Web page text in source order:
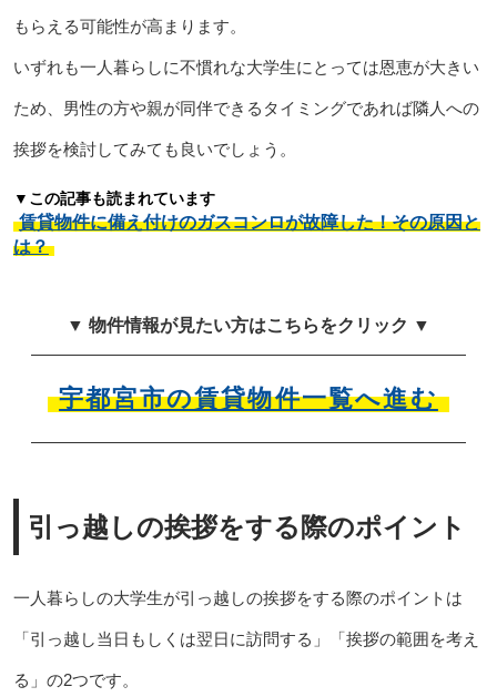
もらえる可能性が高まります。
いずれも一人暮らしに不慣れな大学生にとっては恩恵が大きい
ため、男性の方や親が同伴できるタイミングであれば隣人への
挨拶を検討してみても良いでしょう。
▼この記事も読まれています
賃貸物件に備え付けのガスコンロが故障した！その原因と
は？
▼ 物件情報が見たい方はこちらをクリック ▼
宇都宮市の賃貸物件一覧へ進む
引っ越しの挨拶をする際のポイント
一人暮らしの大学生が引っ越しの挨拶をする際のポイントは
「引っ越し当日もしくは翌日に訪問する」「挨拶の範囲を考え
る」の2つです。